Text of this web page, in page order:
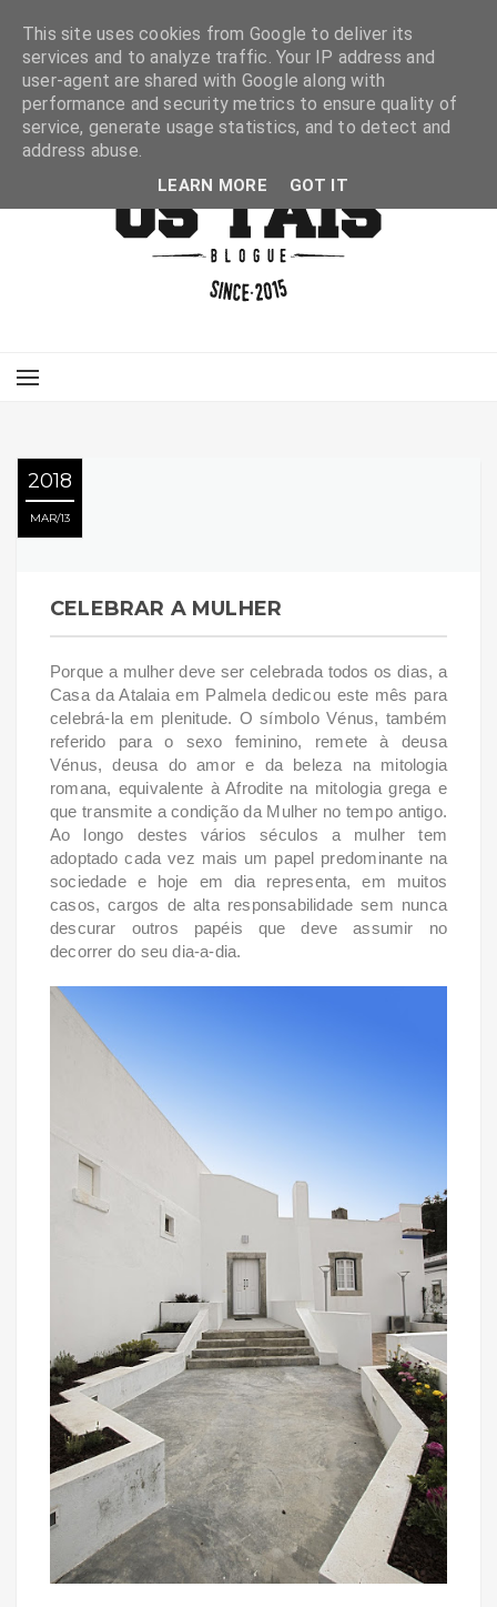
2018
MAR 13
CELEBRAR A MULHER
Porque a mulher deve ser celebrada todos os dias, a
Casa da Atalaia em Palmela dedicou este mês para
celebrá-la em plenitude. O símbolo Vénus, também
referido para o sexo feminino, remete à deusa
Vénus, deusa do amor e da beleza na mitologia
romana, equivalente à Afrodite na mitologia grega e
que transmite a condição da Mulher no tempo antigo.
Ao longo destes vários séculos a mulher tem
adoptado cada vez mais um papel predominante na
sociedade e hoje em dia representa, em muitos
casos, cargos de alta responsabilidade sem nunca
descurar outros papéis que deve assumir no
decorrer do seu dia-a-dia.
This site uses cookies from Google to deliver its
services and to analyze traffic. Your IP address and
user-agent are shared with Google along with
performance and security metrics to ensure quality of
service, generate usage statistics, and to detect and
address abuse.
LEARN MORE GOT IT